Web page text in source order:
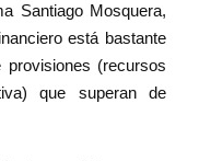
Santiago Mosquera,
está bastante
(recursos
que superan de